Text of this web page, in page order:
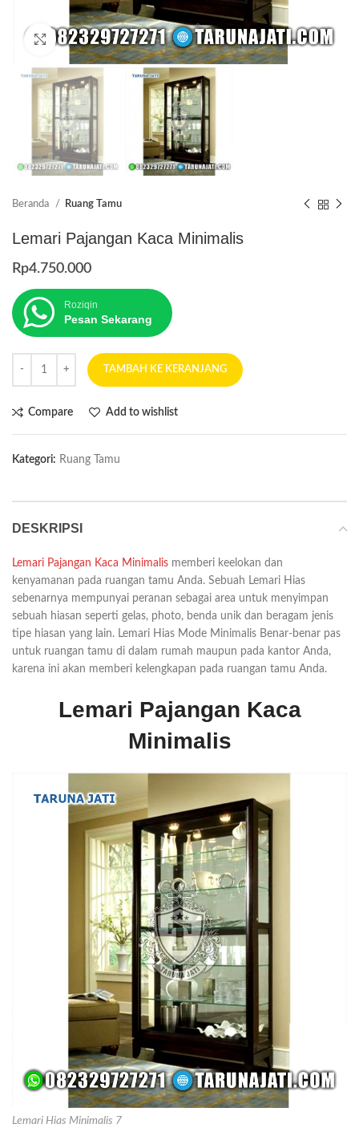
Click to enlarge
Beranda Ruang Tamu
Lemari Pajangan Kaca Minimalis
Rp4.750.000
Roziqin
Pesan Sekarang
TAMBAH KE KERANJANG
Compare Add to wishlist
Kategori: Ruang Tamu
DESKRIPSI
Lemari Pajangan Kaca Minimalis memberi keelokan dan
kenyamanan pada ruangan tamu Anda. Sebuah Lemari Hias
sebenarnya mempunyai peranan sebagai area untuk menyimpan
sebuah hiasan seperti gelas, photo, benda unik dan beragam jenis
tipe hiasan yang lain. Lemari Hias Mode Minimalis Benar-benar pas
untuk ruangan tamu di dalam rumah maupun pada kantor Anda,
karena ini akan memberi kelengkapan pada ruangan tamu Anda.
Lemari Pajangan Kaca
Minimalis
Lemari Hias Minimalis 7